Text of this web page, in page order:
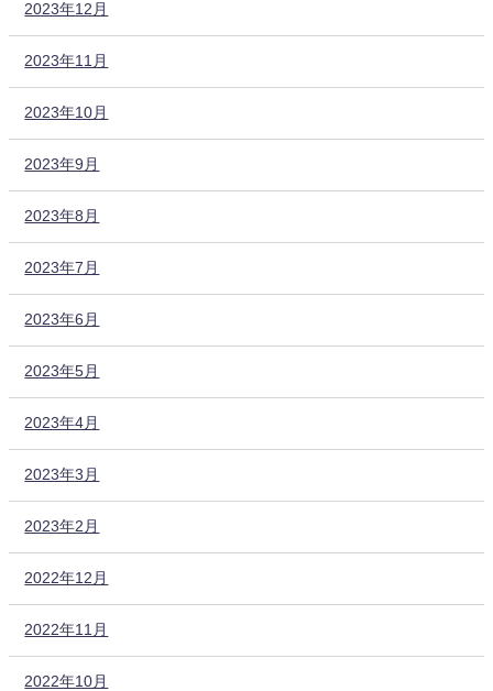
2023年12月
2023年11月
2023年10月
2023年9月
2023年8月
2023年7月
2023年6月
2023年5月
2023年4月
2023年3月
2023年2月
2022年12月
2022年11月
2022年10月